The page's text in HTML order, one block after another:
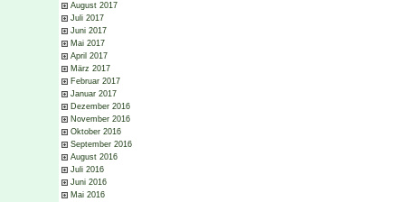
August 2017
Juli 2017
Juni 2017
Mai 2017
April 2017
März 2017
Februar 2017
Januar 2017
Dezember 2016
November 2016
Oktober 2016
September 2016
August 2016
Juli 2016
Juni 2016
Mai 2016